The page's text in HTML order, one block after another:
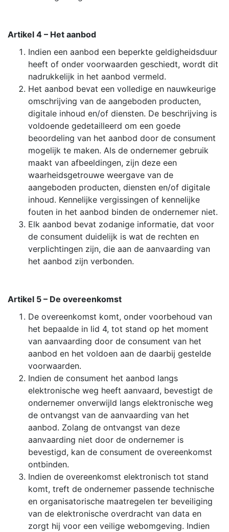
Artikel 4 – Het aanbod
Indien een aanbod een beperkte geldigheidsduur
heeft of onder voorwaarden geschiedt, wordt dit
nadrukkelijk in het aanbod vermeld.
Het aanbod bevat een volledige en nauwkeurige
omschrijving van de aangeboden producten,
digitale inhoud en/of diensten. De beschrijving is
voldoende gedetailleerd om een goede
beoordeling van het aanbod door de consument
mogelijk te maken. Als de ondernemer gebruik
maakt van afbeeldingen, zijn deze een
waarheidsgetrouwe weergave van de
aangeboden producten, diensten en/of digitale
inhoud. Kennelijke vergissingen of kennelijke
fouten in het aanbod binden de ondernemer niet.
Elk aanbod bevat zodanige informatie, dat voor
de consument duidelijk is wat de rechten en
verplichtingen zijn, die aan de aanvaarding van
het aanbod zijn verbonden.
Artikel 5 – De overeenkomst
De overeenkomst komt, onder voorbehoud van
het bepaalde in lid 4, tot stand op het moment
van aanvaarding door de consument van het
aanbod en het voldoen aan de daarbij gestelde
voorwaarden.
Indien de consument het aanbod langs
elektronische weg heeft aanvaard, bevestigt de
ondernemer onverwijld langs elektronische weg
de ontvangst van de aanvaarding van het
aanbod. Zolang de ontvangst van deze
aanvaarding niet door de ondernemer is
bevestigd, kan de consument de overeenkomst
ontbinden.
Indien de overeenkomst elektronisch tot stand
komt, treft de ondernemer passende technische
en organisatorische maatregelen ter beveiliging
van de elektronische overdracht van data en
zorgt hij voor een veilige webomgeving. Indien